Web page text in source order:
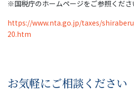
※国税庁のホームページをご参照くださ
https://www.nta.go.jp/taxes/
20.htm
お気軽にご相談ください